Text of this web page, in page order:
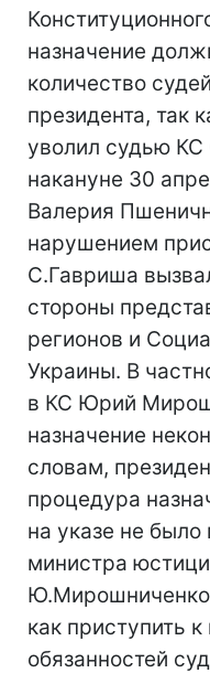
назначение
количество
президента, так
уволил судью КС
накануне 30
Валерия
нарушением
С.Гавриша
стороны
регионов и
Украины. В
в КС Юрий
назначение
словам,
процедура
на указе не
министра
Ю.Мирошниченко
как приступить
обязанностей